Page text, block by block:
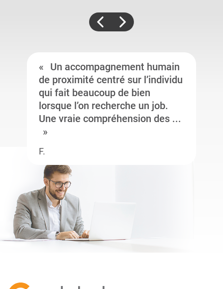
Un accompagnement humain
de proximité centré sur l’individu
qui fait beaucoup de bien
lorsque l’on recherche un job.
Une vraie compréhension des ...
F.